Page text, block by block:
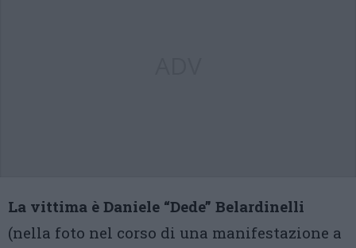
La vittima è Daniele “Dede” Belardinelli
(nella foto nel corso di una manifestazione a